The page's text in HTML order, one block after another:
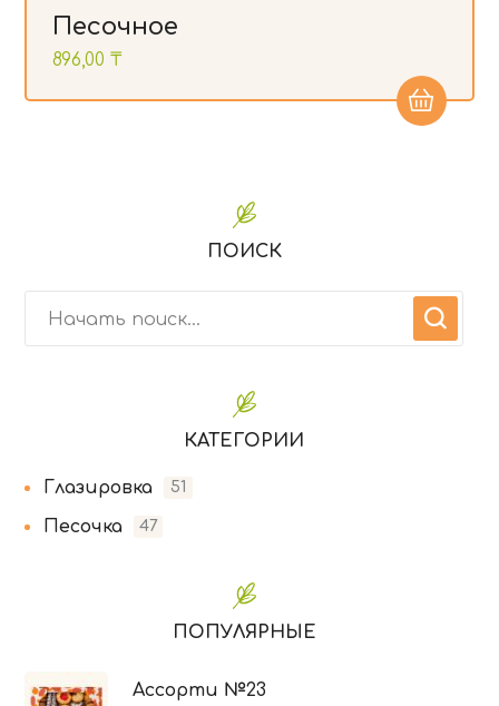
Песочное
896,00₸
ПОИСК
КАТЕГОРИИ
Глазировка 51
Песочка 47
ПОПУЛЯРНЫЕ
Ассорти №23